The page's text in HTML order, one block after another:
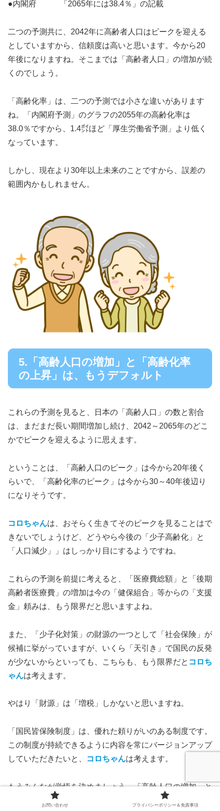
●内閣府 「2065年には38.4％」の記載
二つの予測共に、2042年に高齢者人口はピークを迎える
としていますから、信頼度は高いと思います。今から20
年後になりますね。そこまでは「高齢者人口」の増加が続
くのでしょう。
「高齢化率」は、二つの予測では小さな違いがあります
ね。「内閣府予測」のグラフの2055年の高齢化率は
38.0％ですから、1.4㌽ほど「厚生労働省予測」より低く
なっています。
しかし、現在より30年以上未来のことですから、誤差の
範囲内かもしれません。
5.「高齢人口の増加」と「高齢化率
の上昇」は、もうデフォルト
これらの予測を見ると、日本の「高齢人口」の数と割合
は、まだまだ長い期間増加し続け、2042～2065年のどこ
かでピークを迎えるように思えます。
ということは、「高齢人口のピーク」は今から20年後く
らいで、「高齢化率のピーク」は今から30～40年後辺り
になりそうです。
コロちゃんは、おそらく生きてそのピークを見ることはで
きないでしょうけど、どうやら今後の「少子高齢化」と
「人口減少」」はしっかり目にするようですね。
これらの予測を前提に考えると、「医療費総額」と「後期
高齢者医療費」の増加は今の「健保組合」等からの「支援
金」頼みは、もう限界だと思いますよね。
また、「少子化対策」の財源の一つとして「社会保険」が
候補に挙がっていますが、いくら「天引き」で国民の反発
が少ないからといっても、こちらも、もう限界だと コロち
ゃんは考えます。
やはり「財源」は「増税」しかないと思いますね。
「国民皆保険制度」は、優れた頼りがいのある制度です。
この制度が持続できるように内容を常にバージョンアップ
していただきたいと、
コロちゃんは考えます。
もうみんなが覚悟を決めましょう。「高齢人口の増加」と
「高齢化率の上昇」は、もう避けられない現実なのです。
お問い合わせ プライバシーポリシー＆免責事項